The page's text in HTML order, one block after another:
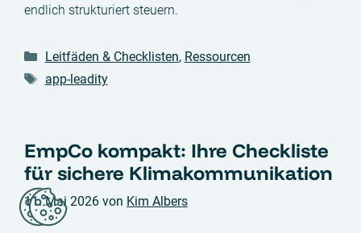
endlich strukturiert steuern.
Kategorien
Leitfäden & Checklisten, Ressourcen
Schlagwörter
app-leadity
EmpCo kompakt: Ihre Checkliste
für sichere Klimakommunikation
11. Mai 2026 von Kim Albers